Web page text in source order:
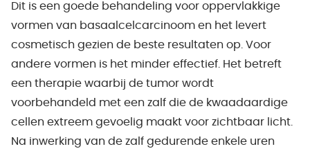
Dit is een goede behandeling voor oppervlakkige
vormen van basaalcelcarcinoom en het levert
cosmetisch gezien de beste resultaten op. Voor
andere vormen is het minder effectief. Het betreft
een therapie waarbij de tumor wordt
voorbehandeld met een zalf die de kwaadaardige
cellen extreem gevoelig maakt voor zichtbaar licht.
Na inwerking van de zalf gedurende enkele uren